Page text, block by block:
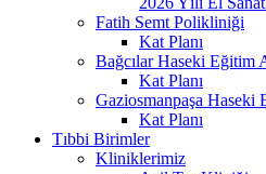
Fatih Semt Polikliniği
Kat Planı
Bağcılar Haseki Eğitim
Kat Planı
Gaziosmanpaşa Haseki
Kat Planı
Tıbbi Birimler
Kliniklerimiz